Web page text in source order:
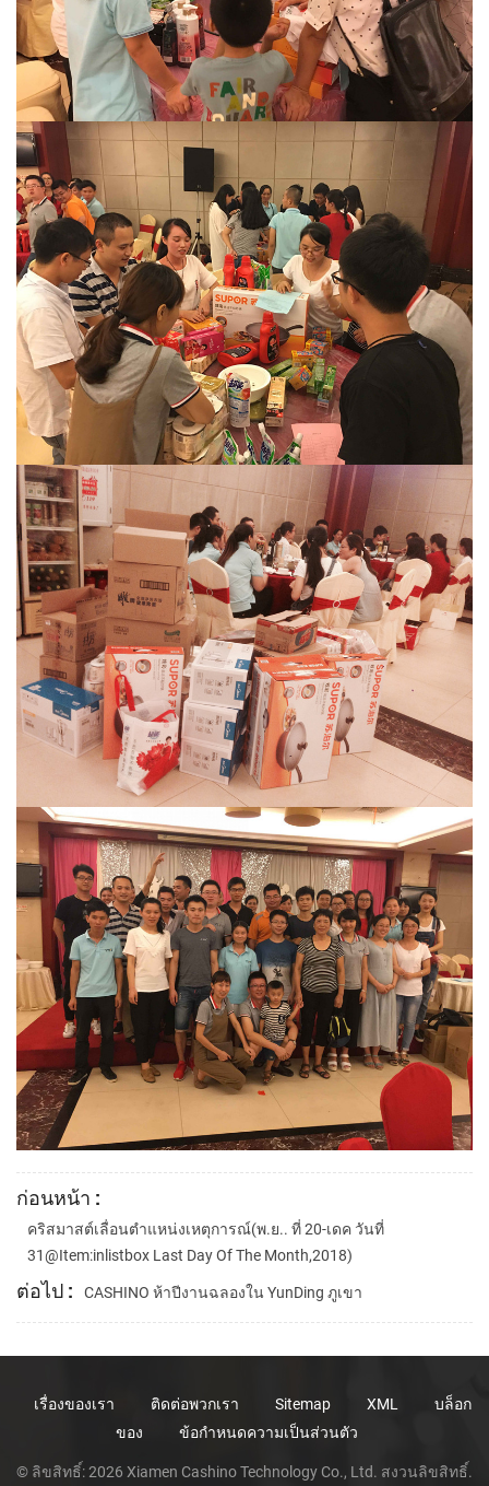
ก่อนหน้า :
คริสมาสต์เลื่อนตำแหน่งเหตุการณ์(พ.ย.. ที่ 20-เดค วันที่
31@item:inlistbox Last Day Of The Month,2018)
ต่อไป : CASHINO ห้าปีงานฉลองใน YunDing ภูเขา
เรื่องของเรา ติดต่อพวกเรา Sitemap XML
บล็อก
ของ
ข้อกำหนดความเป็นส่วนตัว
© ลิขสิทธิ์: 2026 Xiamen Cashino Technology Co., Ltd. สงวนลิขสิทธิ์.